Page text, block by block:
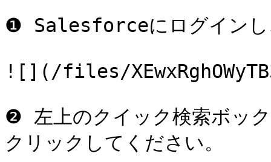
❶ Salesforceにログインし
![](/files/
❷ 左上のクイック検索ボッ
クリックしてください。